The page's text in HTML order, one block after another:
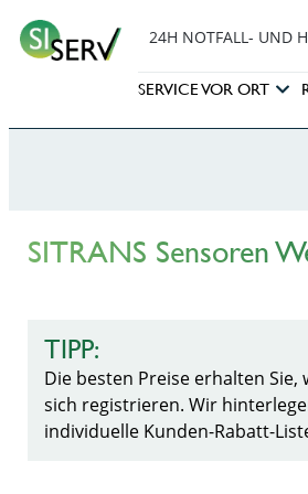
24H NOTFALL- UND
SERVICE VOR ORT
SITRANS Sensoren
TIPP:
Die besten Preise erhalten Sie,
sich registrieren. Wir
individuelle Kunden-Rabatt-